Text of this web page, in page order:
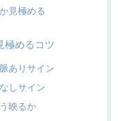
見極める
極めるコツ
ありサイン
しサイン
映るか